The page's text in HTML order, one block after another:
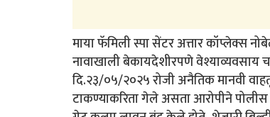
माया फॅमिली स्पा सेंटर अत्तार कॉप्लेक्स
नावाखाली बेकायदेशीरपणे वेश्याव्यवसाय
दि.२३/०५/२०२५ रोजी अनैतिक मानवी
टाकण्याकरिता गेले असता आरोपीने